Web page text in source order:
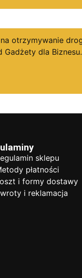
otrzymywanie
dla Biznesu.
sklepu
płatności
i formy dostawy
i reklamacja